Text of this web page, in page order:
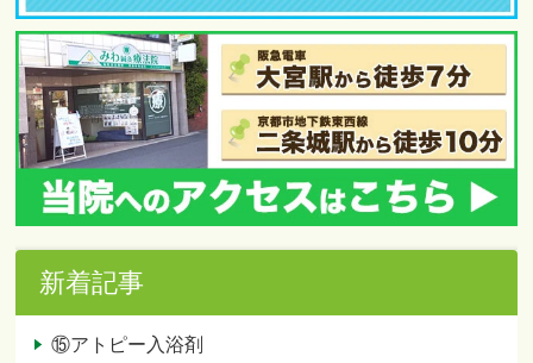
新着記事
⑮アトピー入浴剤